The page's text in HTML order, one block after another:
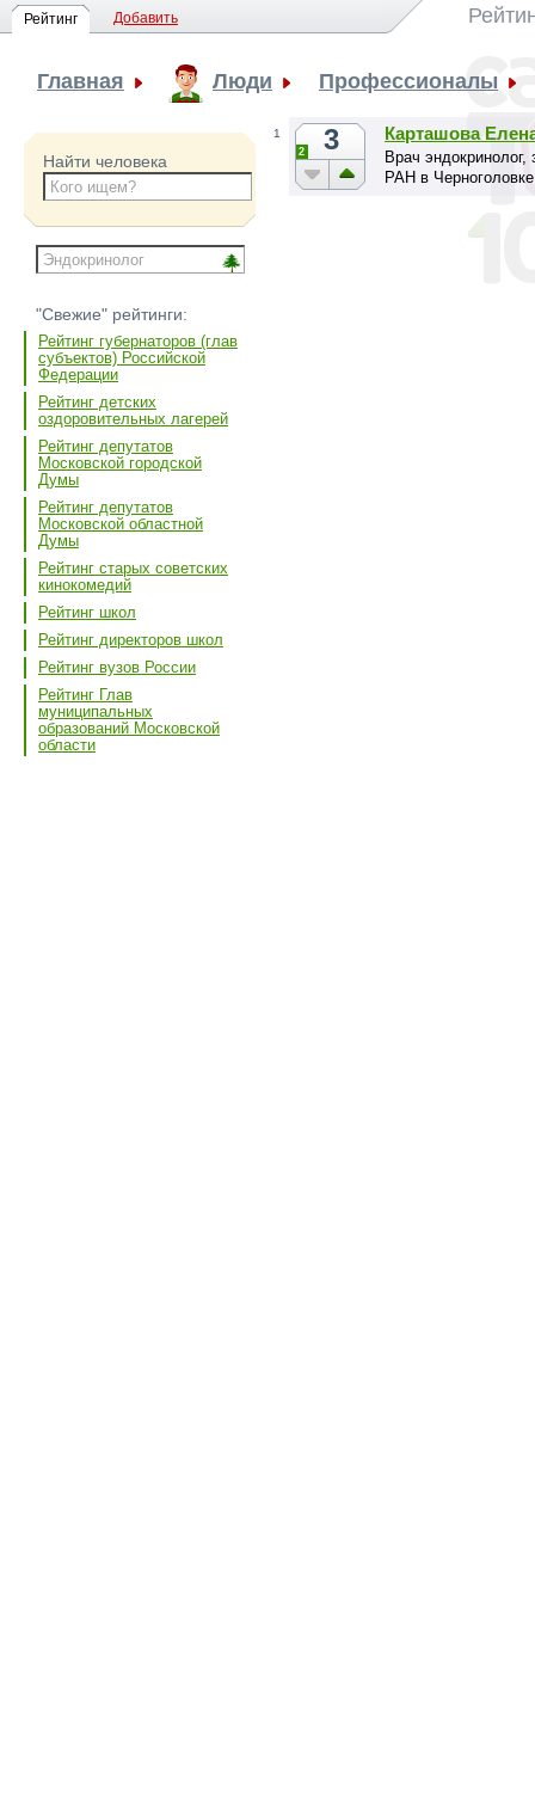
Рейтинг Добавить
Главная Люди Профессионалы
Найти человека
"Свежие" рейтинги:
Рейтинг губернаторов (глав
субъектов) Российской
Федерации
Рейтинг детских
оздоровительных лагерей
Рейтинг депутатов
Московской городской
Думы
Рейтинг депутатов
Московской областной
Думы
Рейтинг старых советских
кинокомедий
Рейтинг школ
Рейтинг директоров школ
Рейтинг вузов России
Рейтинг Глав
муниципальных
образований Московской
области
1 3
2
Карташова
Врач
РАН в